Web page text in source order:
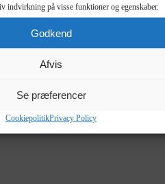
indvirkning på visse funktioner og egenskaber.
Godkend
Afvis
Se præferencer
CookiepolitikPrivacy Policy